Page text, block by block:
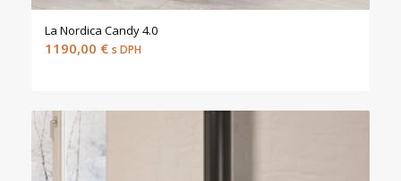
La Nordica Candy 4.0
1190,00 € s DPH